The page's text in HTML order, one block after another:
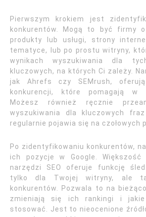
Pierwszym krokiem jest
konkurentów. Mogą to być firmy
produkty lub usługi, strony
tematyce, lub po prostu witryny,
wynikach wyszukiwania dla
kluczowych, na których Ci zależy.
jak Ahrefs czy SEMrush,
konkurencji, które pomagają w
Możesz również ręcznie
wyszukiwania dla kluczowych
regularnie pojawia się na czołowych
Po zidentyfikowaniu konkurentów,
ich pozycje w Google. Większość
narzędzi SEO oferuje funkcję
tylko dla Twojej witryny, ale
konkurentów. Pozwala to na
zmieniają się ich rankingi i
stosować. Jest to nieocenione